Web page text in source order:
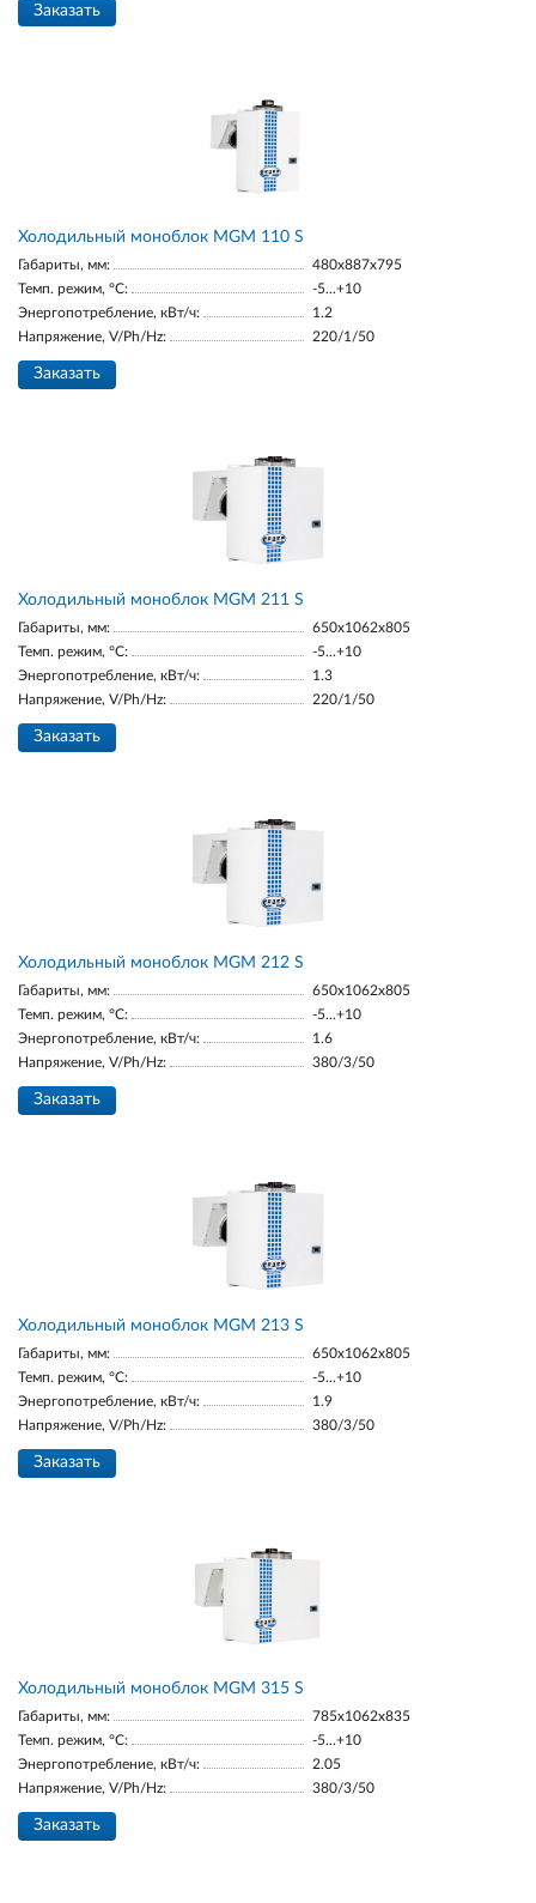
Заказать
Холодильный моноблок MGM 110 S
Габариты, мм:
480x887x795
Темп. режим, °С:
-5...+10
Энергопотребление, кВт/ч:
1.2
Напряжение, V/Ph/Hz:
220/1/50
Заказать
Холодильный моноблок MGM 211 S
Габариты, мм:
650x1062x805
Темп. режим, °С:
-5...+10
Энергопотребление, кВт/ч:
1.3
Напряжение, V/Ph/Hz:
220/1/50
Заказать
Холодильный моноблок MGM 212 S
Габариты, мм:
650x1062x805
Темп. режим, °С:
-5...+10
Энергопотребление, кВт/ч:
1.6
Напряжение, V/Ph/Hz:
380/3/50
Заказать
Холодильный моноблок MGM 213 S
Габариты, мм:
650x1062x805
Темп. режим, °С:
-5...+10
Энергопотребление, кВт/ч:
1.9
Напряжение, V/Ph/Hz:
380/3/50
Заказать
Холодильный моноблок MGM 315 S
Габариты, мм:
785x1062x835
Темп. режим, °С:
-5...+10
Энергопотребление, кВт/ч:
2.05
Напряжение, V/Ph/Hz:
380/3/50
Заказать